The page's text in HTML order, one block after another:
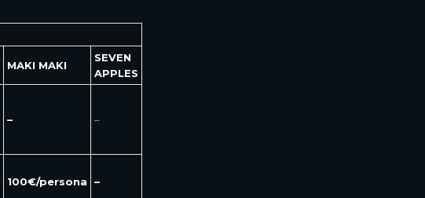
MAKI MAKI
SEVEN
APPLES
– –
100€/persona –